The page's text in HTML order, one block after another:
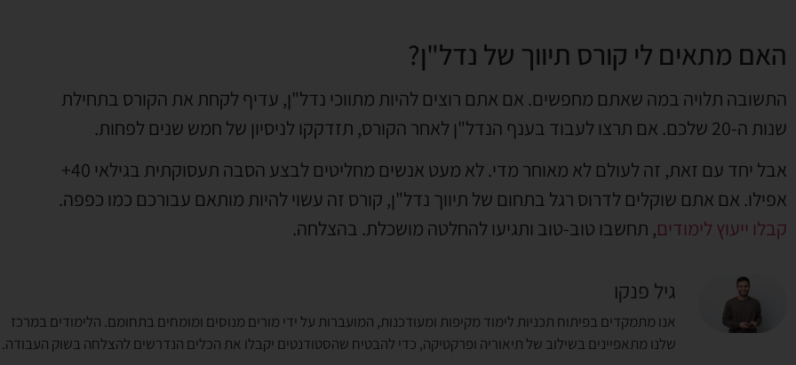
האם מתאים לי קורס תיווך של נדל"ן?
התשובה תלויה במה שאתם מחפשים. אם אתם רוצים להיות מתווכי נדל"ן, עדיף לקחת את הקורס בתחילת
שנות ה-20 שלכם. אם תרצו לעבוד בענף הנדל"ן לאחר הקורס, תזדקקו לניסיון של חמש שנים לפחות.
אבל יחד עם זאת, זה לעולם לא מאוחר מדי. לא מעט אנשים מחליטים לבצע הסבה תעסוקתית בגילאי 40+
אפילו. אם אתם שוקלים לדרוס רגל בתחום של תיווך נדל"ן, קורס זה עשוי להיות מותאם עבורכם כמו כפפה.
קבלו ייעוץ לימודים, תחשבו טוב-טוב ותגיעו להחלטה מושכלת. בהצלחה.
גיל פנקו
אנו מתמקדים בפיתוח תכניות לימוד מקיפות ומעודכנות, המועברות על ידי מורים מנוסים ומומחים בתחומם. הלימודים במרכז
שלנו מתאפיינים בשילוב של תיאוריה ופרקטיקה, כדי להבטיח שהסטודנטים יקבלו את הכלים הנדרשים להצלחה בשוק העבודה.